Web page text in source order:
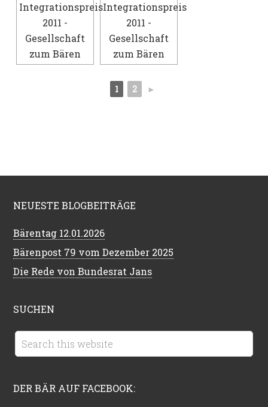
1 2 ►
NEUESTE BLOGBEITRÄGE
Bärentag 12.01.2026
Bärenpost 79 vom Dezember 2025
Die Rede von Bundesrat Jans
SUCHEN
DER BÄR AUF FACEBOOK: